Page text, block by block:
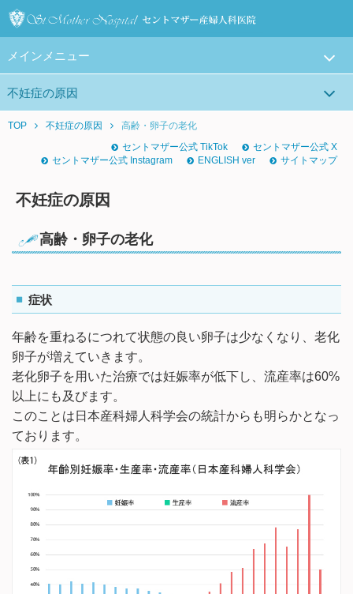
メインメニュー
不妊症の原因
TOP 不妊症の原因
高齢・卵子の老化
セントマザー公式 TikTok
セントマザー公式 X
セントマザー公式 Instagram
ENGLISH ver サイトマップ
不妊症の原因
高齢・卵子の老化
症状
年齢を重ねるにつれて状態の良い卵子は少なくなり、老化
卵子が増えていきます。
老化卵子を用いた治療では妊娠率が低下し、流産率は60%
以上にも及びます。
このことは日本産科婦人科学会の統計からも明らかとなっ
ております。